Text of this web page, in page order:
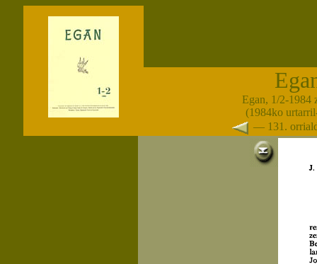
Egan, 1/2-1984
(1984ko
— 131.